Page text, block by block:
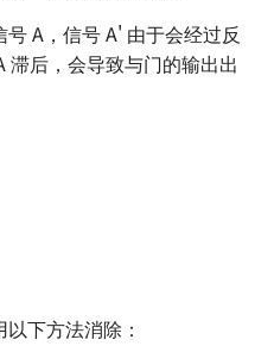
A，信号 A' 由于会经过反
滞后，会导致与门的输出出
下方法消除：